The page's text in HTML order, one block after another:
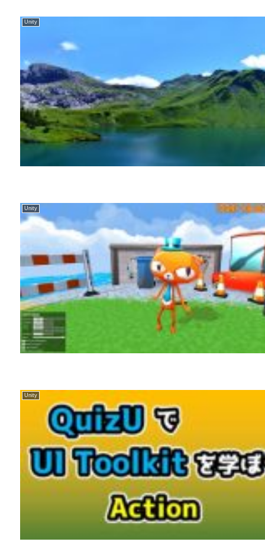
Unity
Unity
Unity